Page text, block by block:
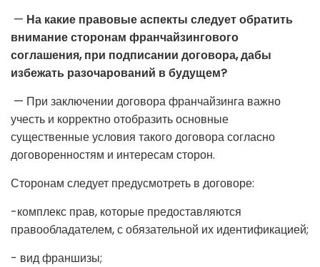
— На какие правовые аспекты следует обратить
внимание сторонам франчайзингового
соглашения, при подписании договора, дабы
избежать разочарований в будущем?
— При заключении договора франчайзинга важно
учесть и корректно отобразить основные
существенные условия такого договора согласно
договоренностям и интересам сторон.
Сторонам следует предусмотреть в договоре:
-комплекс прав, которые предоставляются
правообладателем, с обязательной их идентификацией;
- вид франшизы;